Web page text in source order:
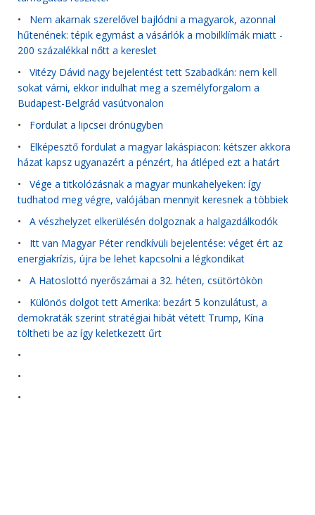
• Nem akarnak szerelővel bajlódni a magyarok, azonnal
hűtenének: tépik egymást a vásárlók a mobilklímák miatt -
200 százalékkal nőtt a kereslet
• Vitézy Dávid nagy bejelentést tett Szabadkán: nem kell
sokat várni, ekkor indulhat meg a személyforgalom a
Budapest-Belgrád vasútvonalon
• Fordulat a lipcsei drónügyben
• Elképesztő fordulat a magyar lakáspiacon: kétszer akkora
házat kapsz ugyanazért a pénzért, ha átléped ezt a határt
• Vége a titkolózásnak a magyar munkahelyeken: így
tudhatod meg végre, valójában mennyit keresnek a többiek
• A vészhelyzet elkerülésén dolgoznak a halgazdálkodók
• Itt van Magyar Péter rendkívüli bejelentése: véget ért az
energiakrízis, újra be lehet kapcsolni a légkondikat
• A Hatoslottó nyerőszámai a 32. héten, csütörtökön
• Különös dolgot tett Amerika: bezárt 5 konzulátust, a
demokraták szerint stratégiai hibát vétett Trump, Kína
töltheti be az így keletkezett űrt
•
•
•